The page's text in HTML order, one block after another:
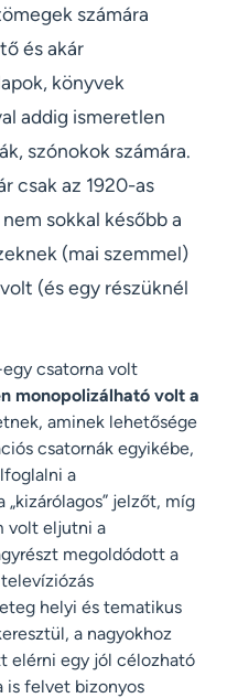
számára
és akár
könyvek
addig ismeretlen
szónokok számára.
csak az 1920-as
sokkal később a
(mai szemmel)
(és egy részüknél
csatorna volt
monopolizálható volt a
aminek lehetősége
csatornák egyikébe,
a
jelzőt, míg
volt eljutni a
megoldódott a
helyi és tematikus
a nagyokhoz
elérni egy jól célozható
is felvet bizonyos